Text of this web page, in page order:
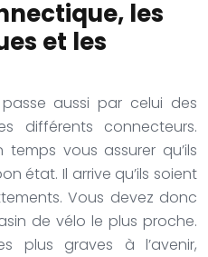
les
et les
aussi par celui des
différents connecteurs.
vous assurer qu’ils
état. Il arrive qu’ils soient
Vous devez donc
de vélo le plus proche.
plus graves à l’avenir,